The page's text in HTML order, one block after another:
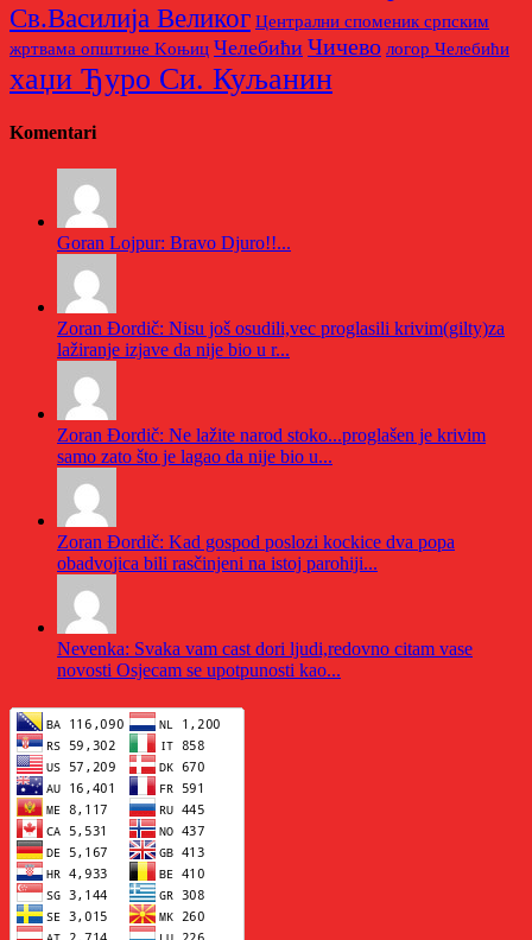
Св.Василија Великог Централни споменик српским
жртвама општине Kоњиц Челебићи Чичево логор Челебићи
хаџи Ђуро Си. Куљанин
Komentari
Goran Lojpur: Bravo Djuro!!...
Zoran Đordič: Nisu još osudili,vec proglasili krivim(gilty)za
lažiranje izjave da nije bio u r...
Zoran Đordič: Ne lažite narod stoko...proglašen je krivim
samo zato što je lagao da nije bio u...
Zoran Đordič: Kad gospod poslozi kockice dva popa
obadvojica bili rasčinjeni na istoj parohiji...
Nevenka: Svaka vam cast dori ljudi,redovno citam vase
novosti Osjecam se upotpunosti kao...